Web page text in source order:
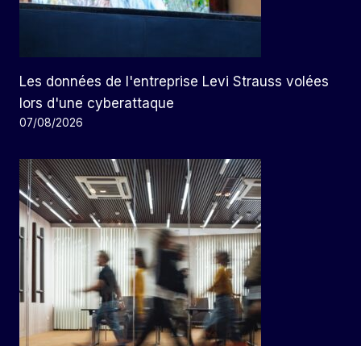
Les données de l'entreprise Levi Strauss volées
lors d'une cyberattaque
07/08/2026